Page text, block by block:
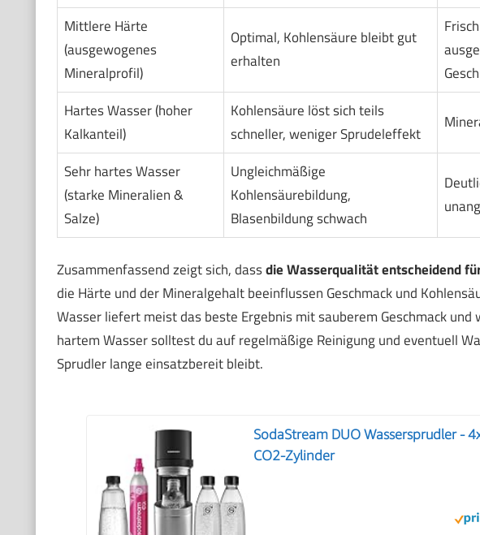
Mittlere Härte
(ausgewogenes
Mineralprofil)
Optimal, Kohlensäure bleibt gut
erhalten
Hartes Wasser (hoher
Kalkanteil)
Kohlensäure löst sich teils
schneller, weniger Sprudeleffekt
Sehr hartes Wasser
(starke Mineralien &
Salze)
Ungleichmäßige
Kohlensäurebildung,
Blasenbildung schwach
Zusammenfassend zeigt sich, dassdie Wasserqualität entscheidend
die Härte und der Mineralgehalt beeinflussen Geschmack und
Wasser liefert meist das beste Ergebnis mit sauberem Geschmack und
hartem Wasser solltest du auf regelmäßige Reinigung und eventuell
Sprudler lange einsatzbereit bleibt.
SodaStream DUO Wassersprudler -
CO2-Zylinder